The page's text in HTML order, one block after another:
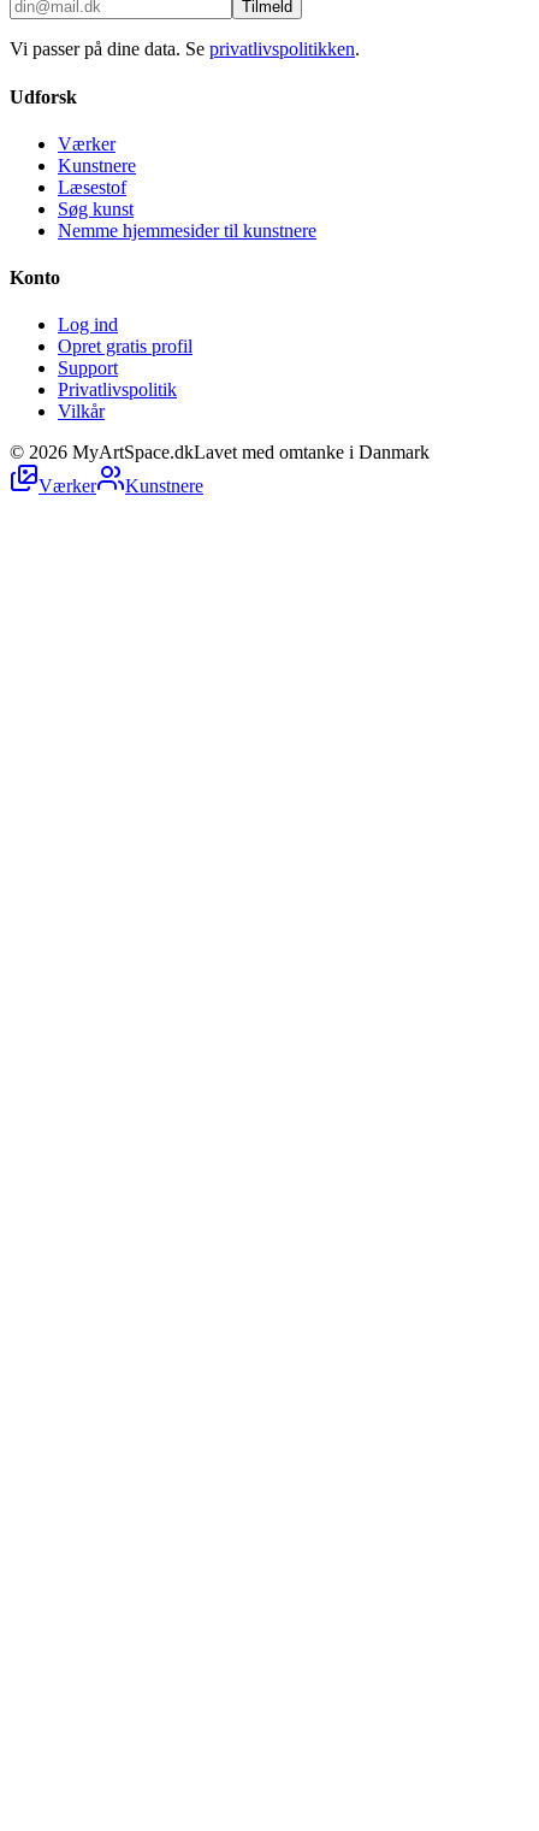
Tilmeld
Vi passer på dine data. Se privatlivspolitikken.
Udforsk
Værker
Kunstnere
Læsestof
Søg kunst
Nemme hjemmesider til kunstnere
Konto
Log ind
Opret gratis profil
Support
Privatlivspolitik
Vilkår
© 2026 MyArtSpace.dkLavet med omtanke i Danmark
Værker
Kunstnere